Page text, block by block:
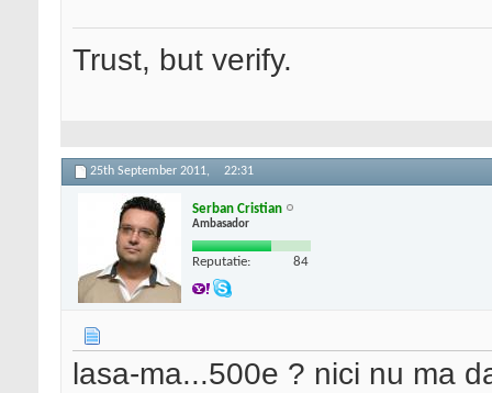
Trust, but verify.
25th September 2011, 22:31
Serban Cristian
Ambasador
Reputatie: 84
lasa-ma...500e ? nici nu ma